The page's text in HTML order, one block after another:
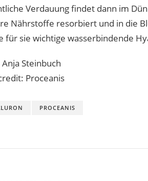
Verdauung findet dann im
Nährstoffe resorbiert und in die
für sie wichtige wasserbindende
Steinbuch
Proceanis
PROCEANIS